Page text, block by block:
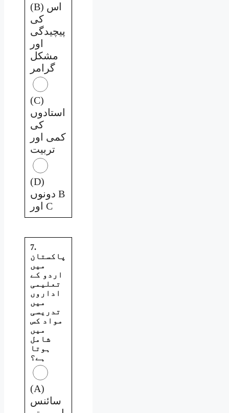
(B) اس
کی
پیچیدگی
اور
مشکل
گرامر
(C)
استادوں
کی
کمی اور
تربیت
(D)
دونوں B
اور C
7.
پاکستان
میں
اردو کے
تعلیمی
اداروں
میں
تدریسی
مواد کس
میں
شامل
ہوتا
ہے؟
(A)
سائنس